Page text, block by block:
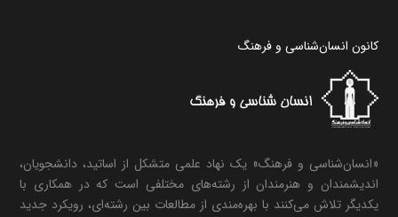
کانون انسان‌شناسی و فرهنگ
«انسان‌شناسی و فرهنگ» یک نهاد علمی متشکل از اساتید، دانشجویان،
اندیشمندان و هنرمندان از رشته‌های مختلفی است که در همکاری با
یکدیگر تلاش می‌کنند با بهره‌مندی از مطالعات بین رشته‌ای، رویکرد جدید